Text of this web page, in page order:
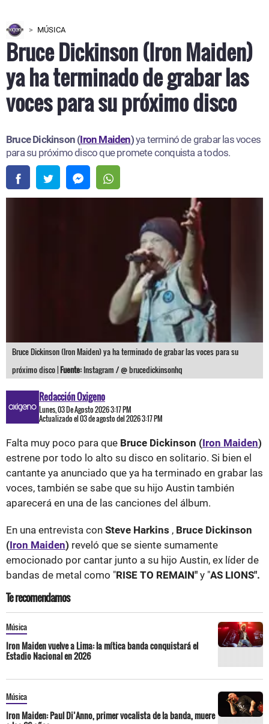
MÚSICA
Bruce Dickinson (Iron Maiden)
ya ha terminado de grabar las
voces para su próximo disco
Bruce Dickinson (Iron Maiden)ya terminó de grabar las voces
para su próximo disco que promete conquista a todos.
Bruce Dickinson (Iron Maiden) ya ha terminado de grabar las voces para su
próximo disco |Fuente: Instagram / @ brucedickinsonhq
Redacción Oxigeno
Lunes, 03 De Agosto 2026 3:17 PM
Actualizado el 03 de agosto del 2026 3:17 PM
Falta muy poco para que Bruce Dickinson (Iron Maiden)
estrene por todo lo alto su disco en solitario. Si bien el
cantante ya anunciado que ya ha terminado en grabar las
voces, también se sabe que su hijo Austin también
aparecerá en una de las canciones del álbum.
En una entrevista con Steve Harkins , Bruce Dickinson
(Iron Maiden) reveló que se siente sumamente
emocionado por cantar junto a su hijo Austin, ex líder de
bandas de metal como "RISE TO REMAIN" y "AS LIONS".
Te recomendamos
Música
Iron Maiden vuelve a Lima: la mítica banda conquistará el
Estadio Nacional en 2026
Música
Iron Maiden: Paul Di’Anno, primer vocalista de la banda, muere